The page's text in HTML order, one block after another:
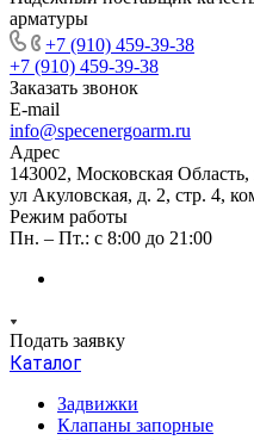
арматуры
+7 (910) 459-39-38
+7 (910) 459-39-38
Заказать звонок
E-mail
info@specenergoarm.ru
Адрес
143002, Московская
ул Акуловская, д. 2, стр. 4,
Режим работы
Пн. – Пт.: с 8:00 до 21:00
Подать заявку
Каталог
Задвижки
Клапаны запорные